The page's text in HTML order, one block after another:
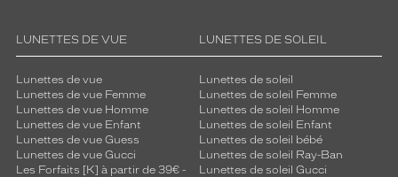
LUNETTES DE VUE
Lunettes de vue
Lunettes de vue Femme
Lunettes de vue Homme
Lunettes de vue Enfant
Lunettes de vue Guess
Lunettes de vue Gucci
Les Forfaits [K] à partir de 39€ -
LUNETTES DE SOLEIL
Lunettes de soleil
Lunettes de soleil Femme
Lunettes de soleil Homme
Lunettes de soleil Enfant
Lunettes de soleil bébé
Lunettes de soleil Ray-Ban
Lunettes de soleil Gucci